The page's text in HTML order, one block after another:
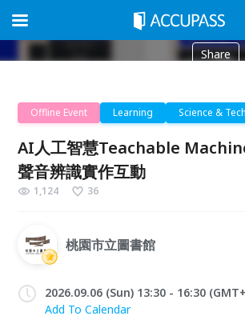
Share
Offline Event Learning Science & Tech
AI人工智慧Teachable
聲音辨識實作互動
1,124 36
桃園市立圖書館
2026.09.06 (Sun) 13:30 - 16:30
Add To Calendar